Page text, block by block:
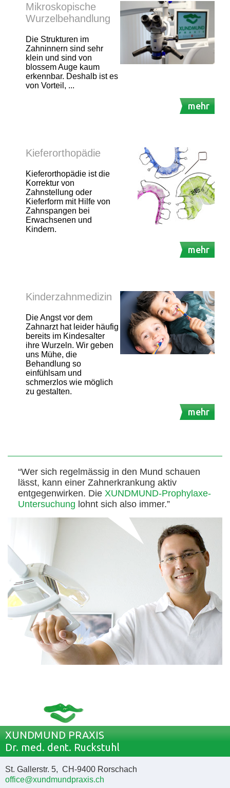
Mikroskopische
Wurzelbehandlung
Die Strukturen im
Zahninnern sind sehr
klein und sind von
blossem Auge kaum
erkennbar. Deshalb ist es
von Vorteil, ...
mehr
Kieferorthopädie
Kieferorthopädie ist die
Korrektur von
Zahnstellung oder
Kieferform mit Hilfe von
Zahnspangen bei
Erwachsenen und
Kindern.
mehr
Kinderzahnmedizin
Die Angst vor dem
Zahnarzt hat leider häufig
bereits im Kindesalter
ihre Wurzeln. Wir geben
uns Mühe, die
Behandlung so
einfühlsam und
schmerzlos wie möglich
zu gestalten.
mehr
“Wer sich regelmässig in den Mund schauen
lässt, kann einer Zahnerkrankung aktiv
entgegenwirken. Die XUNDMUND-Prophylaxe-
Untersuchung lohnt sich also immer.”
XUNDMUND PRAXIS
Dr. med. dent. Ruckstuhl
St. Gallerstr. 5, CH-9400 Rorschach
office@xundmundpraxis.ch